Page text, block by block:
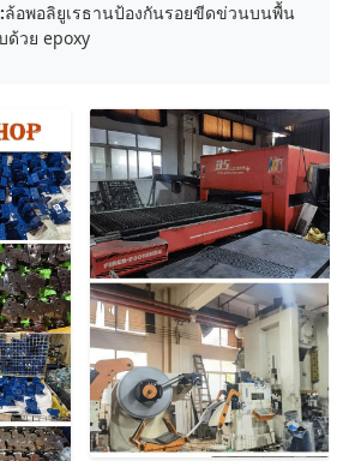
ล้อพอลิยูเรธานป้องกันรอยขีดข่วนบนพื้น
ด้วย epoxy